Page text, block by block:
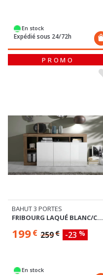
En stock
Expédié sous 24/72h
PROMO
BAHUT 3 PORTES
FRIBOURG LAQUÉ BLANC/CHENE MERCURE
199€ 259€ -23 %
En stock